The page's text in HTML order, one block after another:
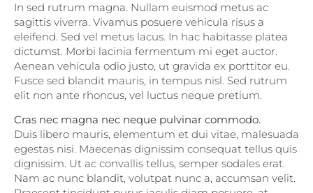
In sed rutrum magna. Nullam euismod metus ac
sagittis viverra. Vivamus posuere vehicula risus a
eleifend. Sed vel metus lacus. In hac habitasse platea
dictumst. Morbi lacinia fermentum mi eget auctor.
Aenean vehicula odio justo, ut gravida ex porttitor eu.
Fusce sed blandit mauris, in tempus nisl. Sed rutrum
elit non ante rhoncus, vel luctus neque pretium.
Cras nec magna nec neque pulvinar commodo.
Duis libero mauris, elementum et dui vitae, malesuada
egestas nisi. Maecenas dignissim consequat tellus quis
dignissim. Ut ac convallis tellus, semper sodales erat.
Nam ac nunc blandit, volutpat nunc a, accumsan velit.